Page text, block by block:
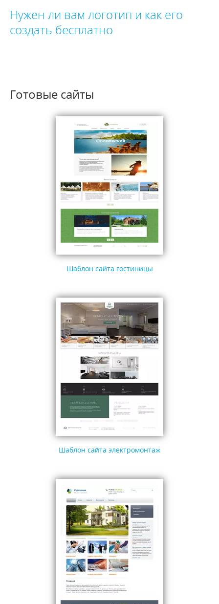
Нужен ли вам логотип и как его
создать бесплатно
Готовые сайты
Шаблон сайта гостиницы
Шаблон сайта электромонтаж